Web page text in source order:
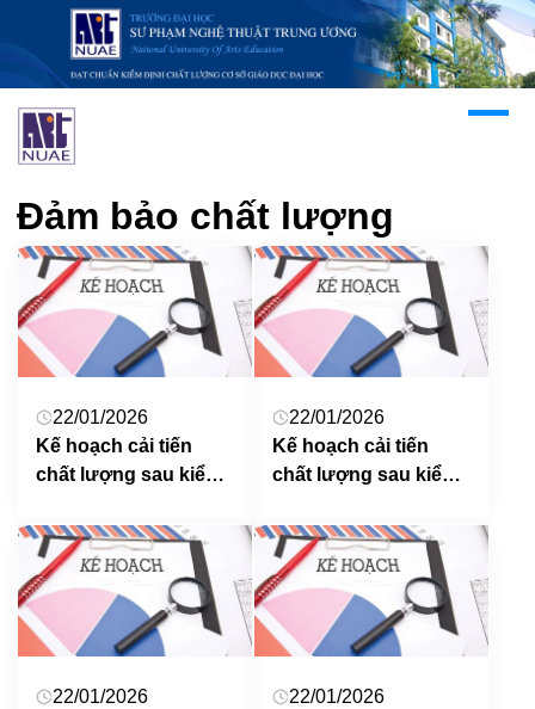
Đảm bảo chất lượng
22/01/2026
Kế hoạch cải tiến
chất lượng sau kiểm
chương trình đào tạo
ngành Thiết kế thời
trang Trường Đại học
Sư phạm Nghệ thuật
TW
22/01/2026
Kế hoạch cải tiến
chất lượng sau kiểm
chương trình đào tạo
ngành Piano Trường
ĐHSP Nghệ thuật TW
22/01/2026
22/01/2026